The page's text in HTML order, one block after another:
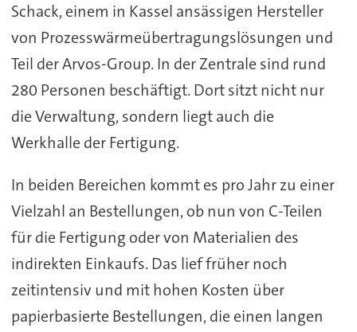
Schack, einem in Kassel ansässigen Hersteller
von Prozesswärmeübertragungslösungen und
Teil der Arvos-Group. In der Zentrale sind rund
280 Personen beschäftigt. Dort sitzt nicht nur
die Verwaltung, sondern liegt auch die
Werkhalle der Fertigung.
In beiden Bereichen kommt es pro Jahr zu einer
Vielzahl an Bestellungen, ob nun von C-Teilen
für die Fertigung oder von Materialien des
indirekten Einkaufs. Das lief früher noch
zeitintensiv und mit hohen Kosten über
papierbasierte Bestellungen, die einen langen